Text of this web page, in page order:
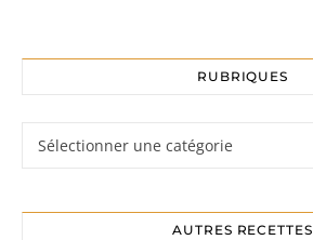
RUBRIQUES
AUTRES RECETTES